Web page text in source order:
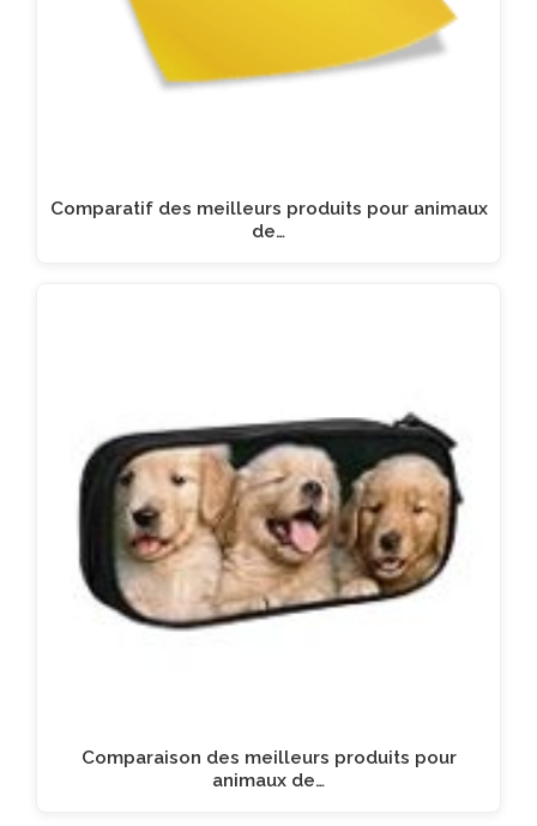
Comparatif des meilleurs produits pour animaux
de…
Comparaison des meilleurs produits pour
animaux de…